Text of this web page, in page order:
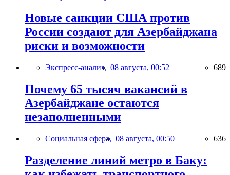
Новые санкции США против
России создают для Азербайджана
риски и возможности
Экспресс-анализ, 08 августа, 00:52 689
Почему 65 тысяч вакансий в
Азербайджане остаются
незаполненными
Социальная сфера, 08 августа, 00:50 636
Разделение линий метро в Баку: